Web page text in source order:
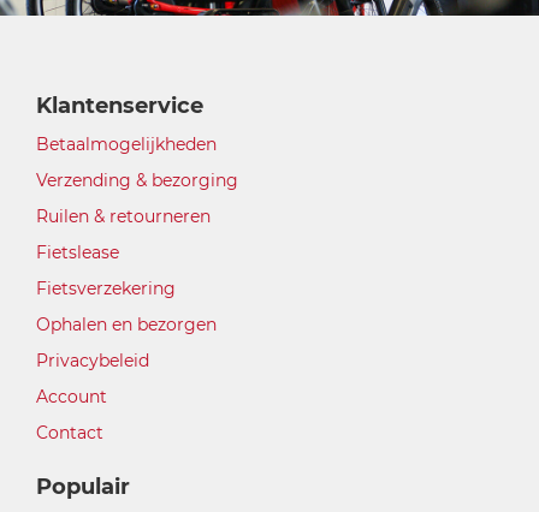
Klantenservice
Betaalmogelijkheden
Verzending & bezorging
Ruilen & retourneren
Fietslease
Fietsverzekering
Ophalen en bezorgen
Privacybeleid
Account
Contact
Populair